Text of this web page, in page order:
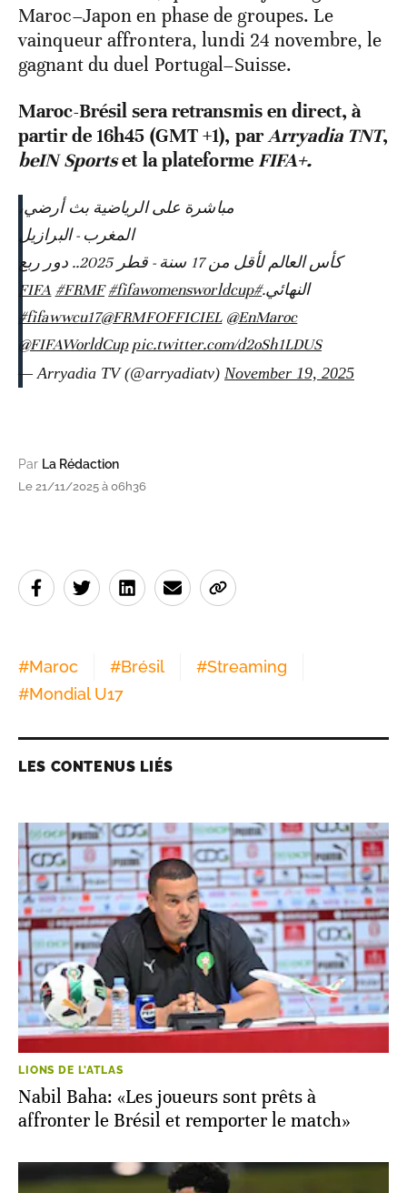
Maroc–Japon en phase de groupes. Le
vainqueur affrontera, lundi 24 novembre, le
gagnant du duel Portugal–Suisse.
Maroc-Brésil sera retransmis en direct, à
partir de 16h45 (GMT +1), parArryadia TNT,
beIN Sportset la plateforme FIFA+.
مباشرة على الرياضية بث أرضي،
المغرب - البرازيل
كأس العالم لأقل من 17 سنة - قطر 2025.. دور ربع
النهائي.#FIFA
#FRMF #fifawomensworldcup
#fifawwcu17@FRMFOFFICIEL @EnMaroc
@FIFAWorldCup pic.twitter.com/d2oSh1LDUS
— Arryadia TV (@arryadiatv) November 19, 2025
Par La Rédaction
Le 21/11/2025 à 06h36
#Maroc #Brésil #Streaming
#Mondial U17
LES CONTENUS LIÉS
LIONS DE L'ATLAS
Nabil Baha: «Les joueurs sont prêts à
affronter le Brésil et remporter le match»